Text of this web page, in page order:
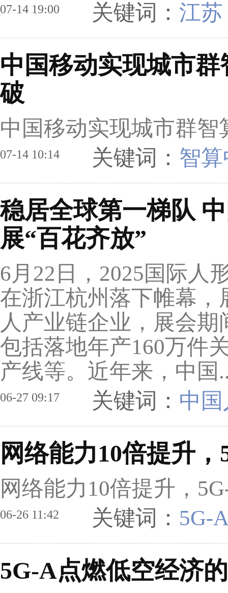
07-14 19:00 关键词： 江
中国移动实现城市
破
中国移动实现城市群
07-14 10:14 关键词： 智
稳居全球第一梯队
展“百花齐放”
6月22日，2025国际人
在浙江杭州落下帷幕，
人产业链企业，展会
包括落地年产160万件
产线等。近年来，中国
06-27 09:17 关键词： 中
网络能力10倍提升
网络能力10倍提升，
06-26 11:42 关键词： 5G-
5G-A点燃低空经济